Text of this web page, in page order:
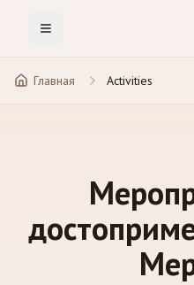
Toggle Menu
Главная Activities